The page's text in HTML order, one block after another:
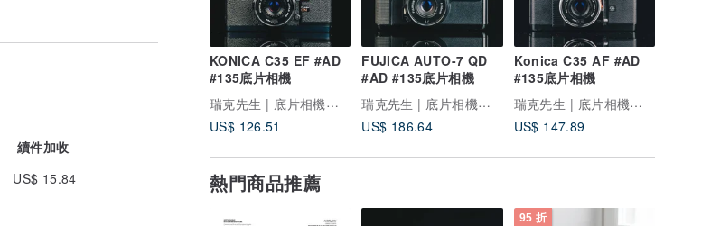
KONICA C35 EF #AD
#135底片相機
瑞克先生 | 底片相機專賣
US$ 126.51
FUJICA AUTO-7 QD
#AD #135底片相機
瑞克先生 | 底片相機專賣
US$ 186.64
Konica C35 AF #AD
#135底片相機
瑞克先生 | 底片相機專賣
US$ 147.89
熱門商品推薦
95 折
續件加收
US$ 15.84